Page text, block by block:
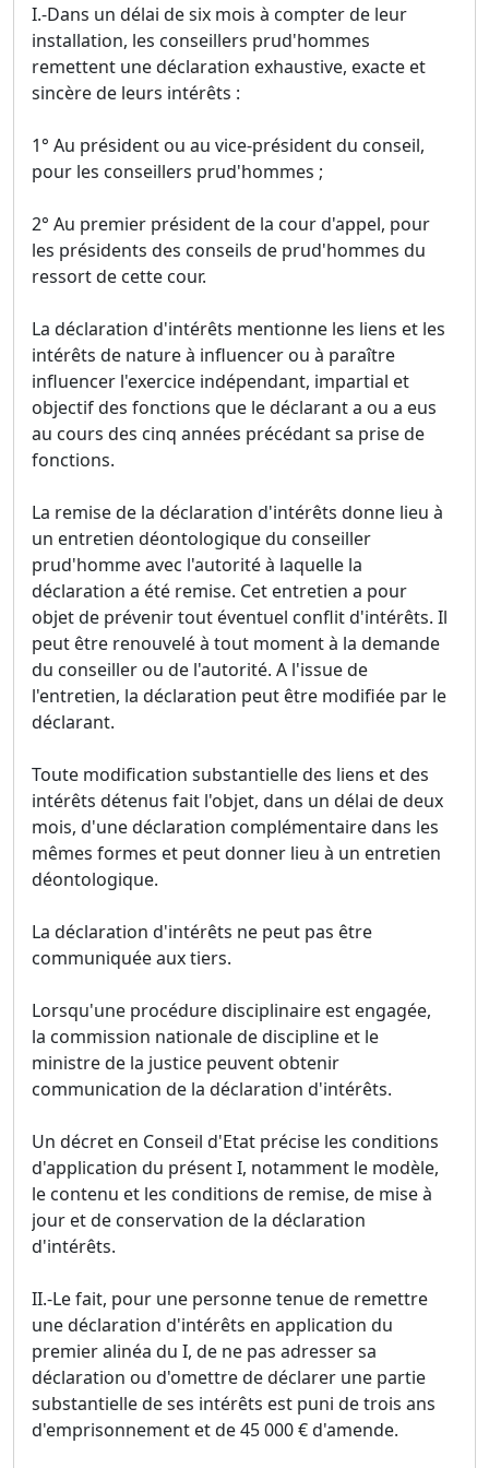
I.-Dans un délai de six mois à compter de leur
installation, les conseillers prud'hommes
remettent une déclaration exhaustive, exacte et
sincère de leurs intérêts :
1° Au président ou au vice-président du conseil,
pour les conseillers prud'hommes ;
2° Au premier président de la cour d'appel, pour
les présidents des conseils de prud'hommes du
ressort de cette cour.
La déclaration d'intérêts mentionne les liens et les
intérêts de nature à influencer ou à paraître
influencer l'exercice indépendant, impartial et
objectif des fonctions que le déclarant a ou a eus
au cours des cinq années précédant sa prise de
fonctions.
La remise de la déclaration d'intérêts donne lieu à
un entretien déontologique du conseiller
prud'homme avec l'autorité à laquelle la
déclaration a été remise. Cet entretien a pour
objet de prévenir tout éventuel conflit d'intérêts. Il
peut être renouvelé à tout moment à la demande
du conseiller ou de l'autorité. A l'issue de
l'entretien, la déclaration peut être modifiée par le
déclarant.
Toute modification substantielle des liens et des
intérêts détenus fait l'objet, dans un délai de deux
mois, d'une déclaration complémentaire dans les
mêmes formes et peut donner lieu à un entretien
déontologique.
La déclaration d'intérêts ne peut pas être
communiquée aux tiers.
Lorsqu'une procédure disciplinaire est engagée,
la commission nationale de discipline et le
ministre de la justice peuvent obtenir
communication de la déclaration d'intérêts.
Un décret en Conseil d'Etat précise les conditions
d'application du présent I, notamment le modèle,
le contenu et les conditions de remise, de mise à
jour et de conservation de la déclaration
d'intérêts.
II.-Le fait, pour une personne tenue de remettre
une déclaration d'intérêts en application du
premier alinéa du I, de ne pas adresser sa
déclaration ou d'omettre de déclarer une partie
substantielle de ses intérêts est puni de trois ans
d'emprisonnement et de 45 000 € d'amende.